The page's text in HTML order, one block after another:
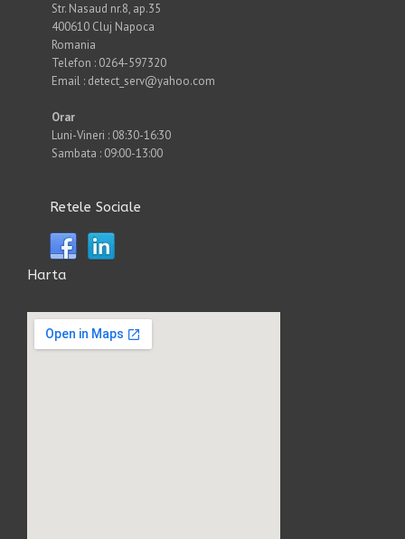
Str. Nasaud nr.8, ap.35
400610 Cluj Napoca
Romania
Telefon : 0264-597320
Email : detect_serv@yahoo.com
Orar
Luni-Vineri : 08:30-16:30
Sambata : 09:00-13:00
Retele Sociale
Harta